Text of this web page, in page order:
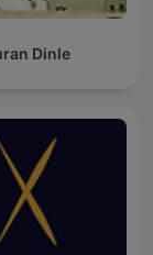
Dinle